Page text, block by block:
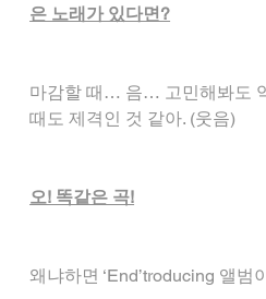
은 노래가 있다면?
마감할 때… 음… 고민해봐도
때도 제격인 것 같아. (웃음)
오! 똑같은 곡!
왜냐하면 ‘End’troducing 앨범